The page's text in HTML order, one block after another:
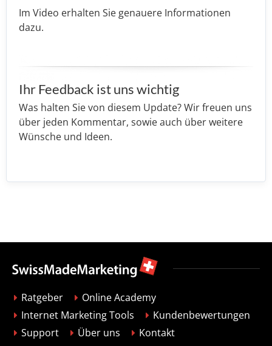
Im Video erhalten Sie genauere Informationen
dazu.
Ihr Feedback ist uns wichtig
Was halten Sie von diesem Update? Wir freuen uns
über jeden Kommentar, sowie auch über weitere
Wünsche und Ideen.
Ratgeber
Online Academy
Internet Marketing Tools
Kundenbewertungen
Support
Über uns Kontakt